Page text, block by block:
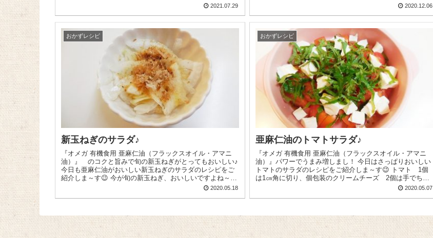
2021.07.29 2020.12.06
おかずレシピ
新玉ねぎのサラダ♪
『オメガ 有機食用 亜麻仁油（フラックスオイル・アマニ
油）』 のコクと旨みで旬の新玉ねぎがとってもおいしい♪
今日も亜麻仁油がおいしい新玉ねぎのサラダのレシピをご
紹介しま～す😉 今が旬の新玉ねぎ、おいしいですよね～
2020.05.18
おかずレシピ
亜麻仁油のトマトサラダ♪
『オメガ 有機食用 亜麻仁油（フラックスオイル・アマニ
油）』パワーでうまみ増しまし！ 今日はさっぱりおいしい
トマトのサラダのレシピをご紹介しま～す😉 トマト 1個
は1㎝角に切り、個包装のクリームチーズ 2個は手でち
2020.05.07